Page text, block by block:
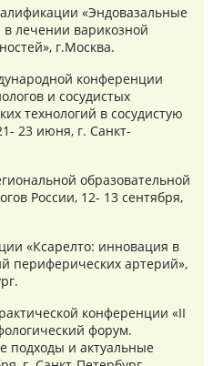
«Эндовазальные
лечении варикозной
г.Москва.
конференции
и сосудистых
технологий в сосудистую
23 июня, г. Санкт-
образовательной
России, 12- 13 сентября,
«Ксарелто: инновация в
периферических артерий»,
конференции «II
форум.
подходы и актуальные